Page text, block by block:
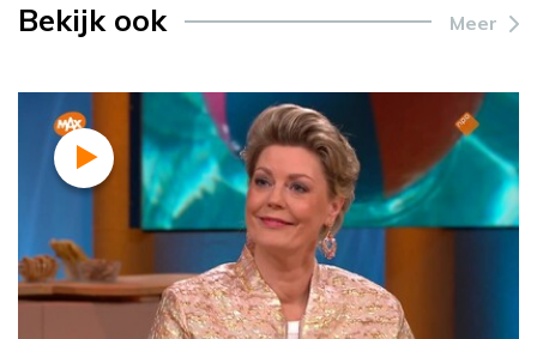
Bekijk ook Meer